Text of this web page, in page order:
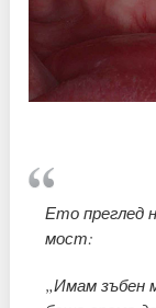
Ето преглед
мост:
„Имам зъбен